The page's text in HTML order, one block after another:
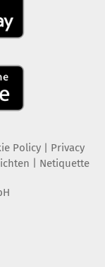
Policy| Privacy
Netiquette